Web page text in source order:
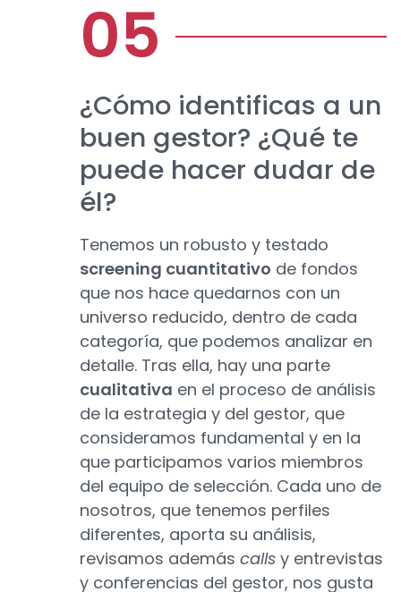
¿Cómo identificas a un
buen gestor? ¿Qué te
puede hacer dudar de
él?
Tenemos un robusto y testado
screening cuantitativo de fondos
que nos hace quedarnos con un
universo reducido, dentro de cada
categoría, que podemos analizar en
detalle. Tras ella, hay una parte
cualitativa en el proceso de análisis
de la estrategia y del gestor, que
consideramos fundamental y en la
que participamos varios miembros
del equipo de selección. Cada uno de
nosotros, que tenemos perfiles
diferentes, aporta su análisis,
revisamos además calls y entrevistas
y conferencias del gestor, nos gusta